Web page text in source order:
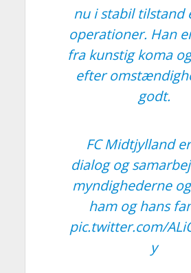
nu i stabil tilstand
operationer. Han
fra kunstig koma
efter
godt.
FC Midtjylland
dialog og
myndighederne
ham og hans
pic.twitter.com/
y